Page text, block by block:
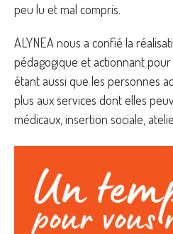
peu lu et mal compris.
ALYNEA nous a confié la
pédagogique et actionnant pour
étant aussi que les personnes
plus aux services dont elles
médicaux, insertion sociale,